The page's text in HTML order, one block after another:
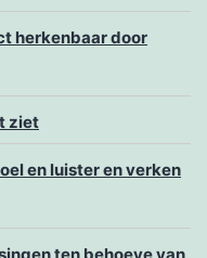
herkenbaar door
ziet
en luister en verken